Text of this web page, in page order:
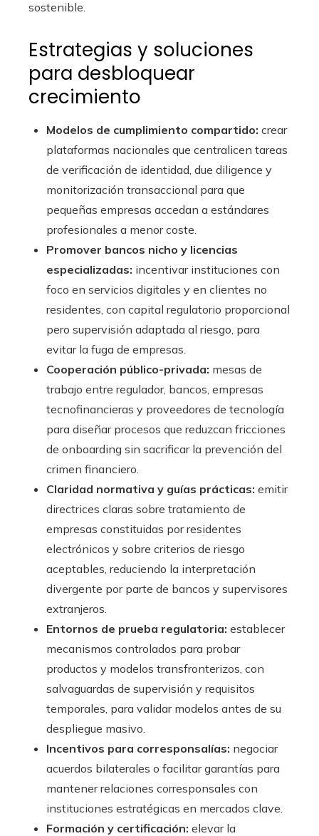
sostenible.
Estrategias y soluciones
para desbloquear
crecimiento
Modelos de cumplimiento compartido: crear
plataformas nacionales que centralicen tareas
de verificación de identidad, due diligence y
monitorización transaccional para que
pequeñas empresas accedan a estándares
profesionales a menor coste.
Promover bancos nicho y licencias
especializadas: incentivar instituciones con
foco en servicios digitales y en clientes no
residentes, con capital regulatorio proporcional
pero supervisión adaptada al riesgo, para
evitar la fuga de empresas.
Cooperación público-privada: mesas de
trabajo entre regulador, bancos, empresas
tecnofinancieras y proveedores de tecnología
para diseñar procesos que reduzcan fricciones
de onboarding sin sacrificar la prevención del
crimen financiero.
Claridad normativa y guías prácticas: emitir
directrices claras sobre tratamiento de
empresas constituidas por residentes
electrónicos y sobre criterios de riesgo
aceptables, reduciendo la interpretación
divergente por parte de bancos y supervisores
extranjeros.
Entornos de prueba regulatoria: establecer
mecanismos controlados para probar
productos y modelos transfronterizos, con
salvaguardas de supervisión y requisitos
temporales, para validar modelos antes de su
despliegue masivo.
Incentivos para corresponsalías: negociar
acuerdos bilaterales o facilitar garantías para
mantener relaciones corresponsales con
instituciones estratégicas en mercados clave.
Formación y certificación: elevar la